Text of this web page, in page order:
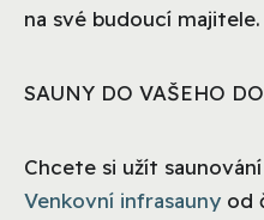
na své budoucí
SAUNY DO VAŠEHO
Chcete si užít
Venkovní infrasauny od